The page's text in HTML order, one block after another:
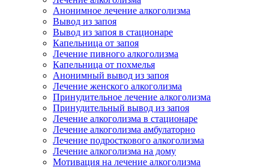
Анонимное лечение алкоголизма
Вывод из запоя
Вывод из запоя в стационаре
Капельница от запоя
Лечение пивного алкоголизма
Капельница от похмелья
Анонимный вывод из запоя
Лечение женского алкоголизма
Принудительное лечение алкоголизма
Принудительный вывод из запоя
Лечение алкоголизма в стационаре
Лечение алкоголизма амбулаторно
Лечение подросткового алкоголизма
Лечение алкоголизма на дому
Мотивация на лечение алкоголизма